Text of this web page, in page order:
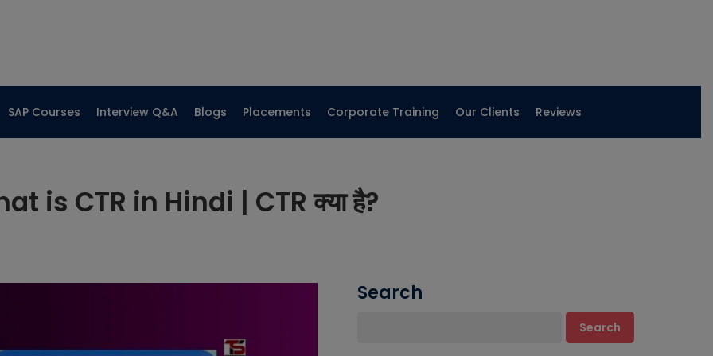
SAP Courses Interview Q&A Blogs Placements Corporate Training Our Clients Reviews
is CTR in Hindi | CTR क्या है?
Search
Search